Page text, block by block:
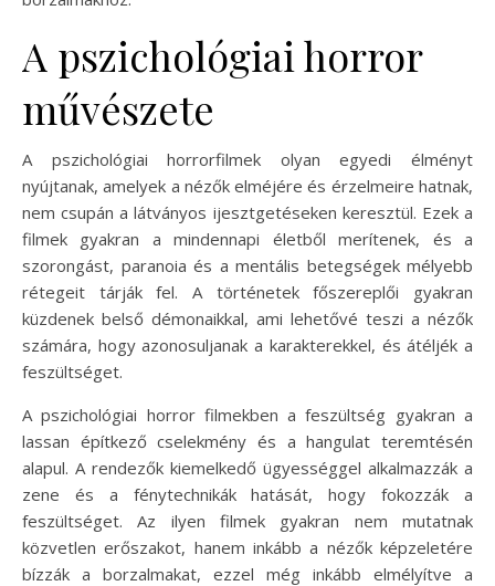
A pszichológiai horror
művészete
A pszichológiai horrorfilmek olyan egyedi élményt
nyújtanak, amelyek a nézők elméjére és érzelmeire hatnak,
nem csupán a látványos ijesztgetéseken keresztül. Ezek a
filmek gyakran a mindennapi életből merítenek, és a
szorongást, paranoia és a mentális betegségek mélyebb
rétegeit tárják fel. A történetek főszereplői gyakran
küzdenek belső démonaikkal, ami lehetővé teszi a nézők
számára, hogy azonosuljanak a karakterekkel, és átéljék a
feszültséget.
A pszichológiai horror filmekben a feszültség gyakran a
lassan építkező cselekmény és a hangulat teremtésén
alapul. A rendezők kiemelkedő ügyességgel alkalmazzák a
zene és a fénytechnikák hatását, hogy fokozzák a
feszültséget. Az ilyen filmek gyakran nem mutatnak
közvetlen erőszakot, hanem inkább a nézők képzeletére
bízzák a borzalmakat, ezzel még inkább elmélyítve a